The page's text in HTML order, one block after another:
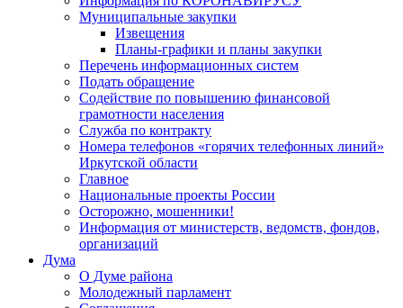
Муниципальные закупки
Извещения
Планы-графики и планы закупки
Перечень информационных систем
Подать обращение
Содействие по повышению финансовой
грамотности населения
Служба по контракту
Номера телефонов «горячих телефонных линий»
Иркутской области
Главное
Национальные проекты России
Осторожно, мошенники!
Информация от министерств, ведомств, фондов,
организаций
Дума
О Думе района
Молодежный парламент